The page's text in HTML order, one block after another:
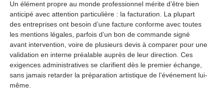
Un élément propre au monde professionnel mérite d’être bien
anticipé avec attention particulière : la facturation. La plupart
des entreprises ont besoin d’une facture conforme avec toutes
les mentions légales, parfois d’un bon de commande signé
avant intervention, voire de plusieurs devis à comparer pour une
validation en interne préalable auprès de leur direction. Ces
exigences administratives se clarifient dès le premier échange,
sans jamais retarder la préparation artistique de l’événement lui-
même.